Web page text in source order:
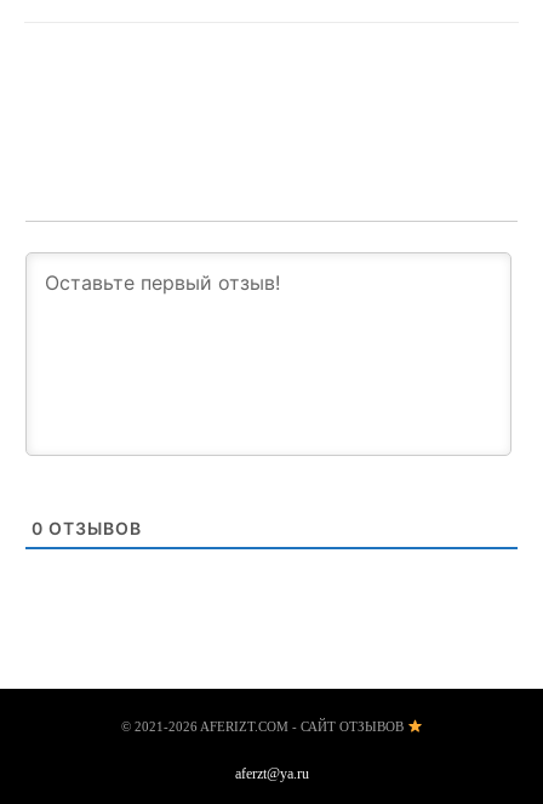
0 ОТЗЫВОВ
© 2021-2026 AFERIZT.COM - САЙТ ОТЗЫВОВ
aferzt@ya.ru